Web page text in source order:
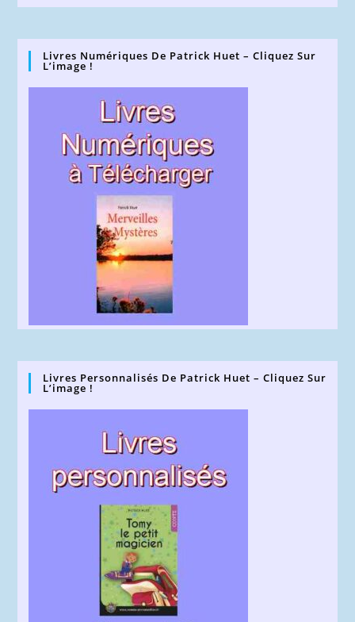
Livres Numériques De Patrick Huet – Cliquez Sur
L’image !
Livres Personnalisés De Patrick Huet – Cliquez Sur
L’image !